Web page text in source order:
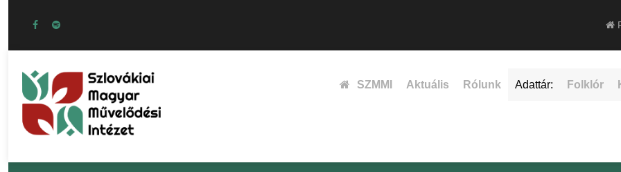
SZMMI Aktuális Rólunk Adattár: Folklór